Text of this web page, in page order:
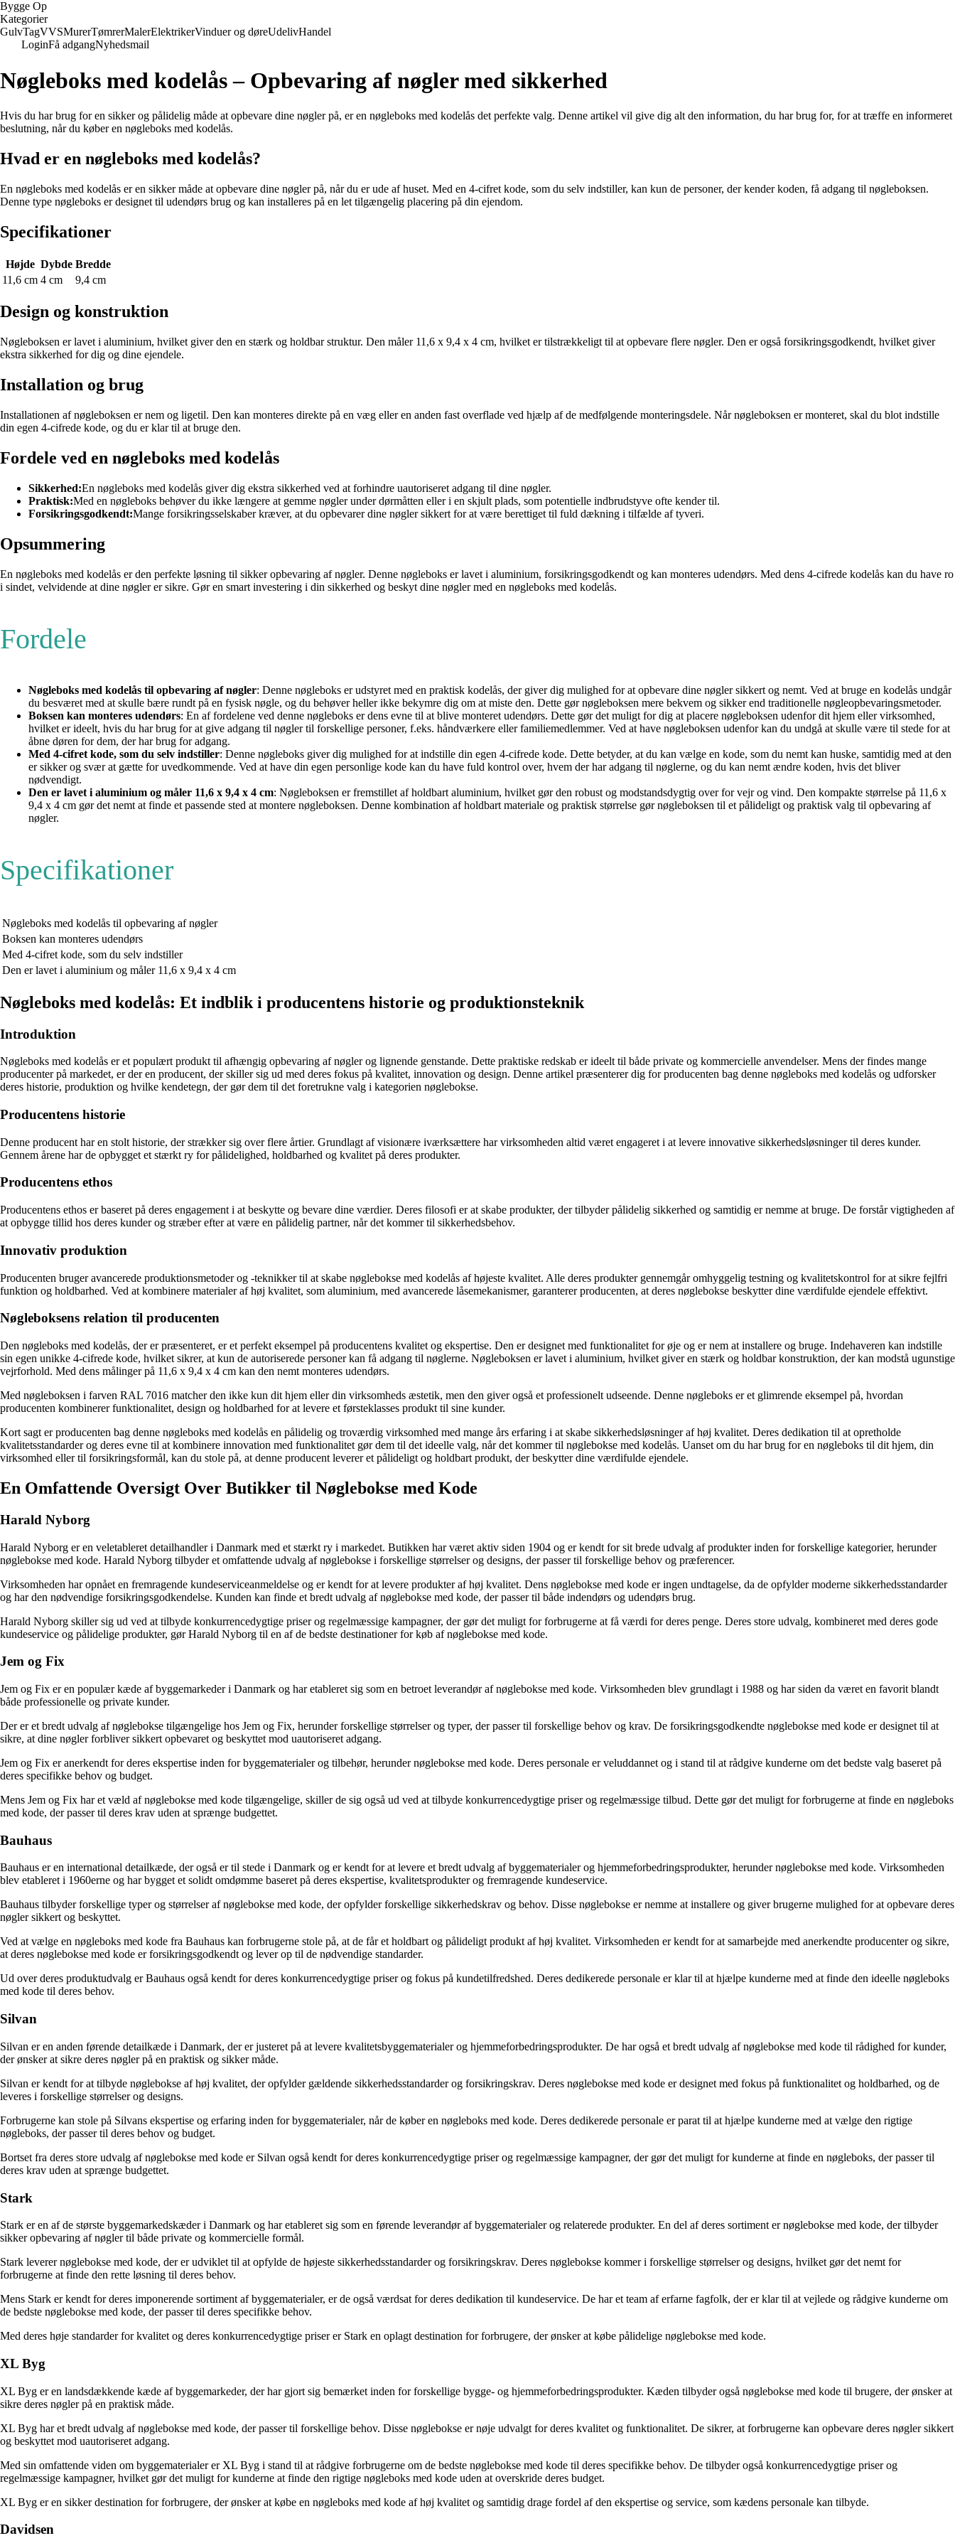
Bygge Op
Kategorier
GulvTagVVSMurerTømrerMalerElektrikerVinduer og døreUdelivHandel
LoginFå adgangNyhedsmail
Nøgleboks med kodelås – Opbevaring af nøgler med sikkerhed
Hvis du har brug for en sikker og pålidelig måde at opbevare dine nøgler på, er en nøgleboks med kodelås det perfekte valg. Denne artikel vil give dig alt den information, du har brug for, for at træffe en informeret
beslutning, når du køber en nøgleboks med kodelås.
Hvad er en nøgleboks med kodelås?
En nøgleboks med kodelås er en sikker måde at opbevare dine nøgler på, når du er ude af huset. Med en 4-cifret kode, som du selv indstiller, kan kun de personer, der kender koden, få adgang til nøgleboksen.
Denne type nøgleboks er designet til udendørs brug og kan installeres på en let tilgængelig placering på din ejendom.
Specifikationer
Højde Dybde Bredde
11,6 cm 4 cm 9,4 cm
Design og konstruktion
Nøgleboksen er lavet i aluminium, hvilket giver den en stærk og holdbar struktur. Den måler 11,6 x 9,4 x 4 cm, hvilket er tilstrækkeligt til at opbevare flere nøgler. Den er også forsikringsgodkendt, hvilket giver
ekstra sikkerhed for dig og dine ejendele.
Installation og brug
Installationen af nøgleboksen er nem og ligetil. Den kan monteres direkte på en væg eller en anden fast overflade ved hjælp af de medfølgende monteringsdele. Når nøgleboksen er monteret, skal du blot indstille
din egen 4-cifrede kode, og du er klar til at bruge den.
Fordele ved en nøgleboks med kodelås
Sikkerhed:En nøgleboks med kodelås giver dig ekstra sikkerhed ved at forhindre uautoriseret adgang til dine nøgler.
Praktisk:Med en nøgleboks behøver du ikke længere at gemme nøgler under dørmåtten eller i en skjult plads, som potentielle indbrudstyve ofte kender til.
Forsikringsgodkendt:Mange forsikringsselskaber kræver, at du opbevarer dine nøgler sikkert for at være berettiget til fuld dækning i tilfælde af tyveri.
Opsummering
En nøgleboks med kodelås er den perfekte løsning til sikker opbevaring af nøgler. Denne nøgleboks er lavet i aluminium, forsikringsgodkendt og kan monteres udendørs. Med dens 4-cifrede kodelås kan du have ro
i sindet, velvidende at dine nøgler er sikre. Gør en smart investering i din sikkerhed og beskyt dine nøgler med en nøgleboks med kodelås.
Fordele
Nøgleboks med kodelås til opbevaring af nøgler: Denne nøgleboks er udstyret med en praktisk kodelås, der giver dig mulighed for at opbevare dine nøgler sikkert og nemt. Ved at bruge en kodelås undgår
du besværet med at skulle bære rundt på en fysisk nøgle, og du behøver heller ikke bekymre dig om at miste den. Dette gør nøgleboksen mere bekvem og sikker end traditionelle nøgleopbevaringsmetoder.
Boksen kan monteres udendørs: En af fordelene ved denne nøgleboks er dens evne til at blive monteret udendørs. Dette gør det muligt for dig at placere nøgleboksen udenfor dit hjem eller virksomhed,
hvilket er ideelt, hvis du har brug for at give adgang til nøgler til forskellige personer, f.eks. håndværkere eller familiemedlemmer. Ved at have nøgleboksen udenfor kan du undgå at skulle være til stede for at
åbne døren for dem, der har brug for adgang.
Med 4-cifret kode, som du selv indstiller: Denne nøgleboks giver dig mulighed for at indstille din egen 4-cifrede kode. Dette betyder, at du kan vælge en kode, som du nemt kan huske, samtidig med at den
er sikker og svær at gætte for uvedkommende. Ved at have din egen personlige kode kan du have fuld kontrol over, hvem der har adgang til nøglerne, og du kan nemt ændre koden, hvis det bliver
nødvendigt.
Den er lavet i aluminium og måler 11,6 x 9,4 x 4 cm: Nøgleboksen er fremstillet af holdbart aluminium, hvilket gør den robust og modstandsdygtig over for vejr og vind. Den kompakte størrelse på 11,6 x
9,4 x 4 cm gør det nemt at finde et passende sted at montere nøgleboksen. Denne kombination af holdbart materiale og praktisk størrelse gør nøgleboksen til et pålideligt og praktisk valg til opbevaring af
nøgler.
Specifikationer
Nøgleboks med kodelås til opbevaring af nøgler
Boksen kan monteres udendørs
Med 4-cifret kode, som du selv indstiller
Den er lavet i aluminium og måler 11,6 x 9,4 x 4 cm
Nøgleboks med kodelås: Et indblik i producentens historie og produktionsteknik
Introduktion
Nøgleboks med kodelås er et populært produkt til afhængig opbevaring af nøgler og lignende genstande. Dette praktiske redskab er ideelt til både private og kommercielle anvendelser. Mens der findes mange
producenter på markedet, er der en producent, der skiller sig ud med deres fokus på kvalitet, innovation og design. Denne artikel præsenterer dig for producenten bag denne nøgleboks med kodelås og udforsker
deres historie, produktion og hvilke kendetegn, der gør dem til det foretrukne valg i kategorien nøglebokse.
Producentens historie
Denne producent har en stolt historie, der strækker sig over flere årtier. Grundlagt af visionære iværksættere har virksomheden altid været engageret i at levere innovative sikkerhedsløsninger til deres kunder.
Gennem årene har de opbygget et stærkt ry for pålidelighed, holdbarhed og kvalitet på deres produkter.
Producentens ethos
Producentens ethos er baseret på deres engagement i at beskytte og bevare dine værdier. Deres filosofi er at skabe produkter, der tilbyder pålidelig sikkerhed og samtidig er nemme at bruge. De forstår vigtigheden af
​​at opbygge tillid hos deres kunder og stræber efter at være en pålidelig partner, når det kommer til sikkerhedsbehov.
Innovativ produktion
Producenten bruger avancerede produktionsmetoder og -teknikker til at skabe nøglebokse med kodelås af højeste kvalitet. Alle deres produkter gennemgår omhyggelig testning og kvalitetskontrol for at sikre fejlfri
funktion og holdbarhed. Ved at kombinere materialer af høj kvalitet, som aluminium, med avancerede låsemekanismer, garanterer producenten, at deres nøglebokse beskytter dine værdifulde ejendele effektivt.
Nøgleboksens relation til producenten
Den nøgleboks med kodelås, der er præsenteret, er et perfekt eksempel på producentens kvalitet og ekspertise. Den er designet med funktionalitet for øje og er nem at installere og bruge. Indehaveren kan indstille
sin egen unikke 4-cifrede kode, hvilket sikrer, at kun de autoriserede personer kan få adgang til nøglerne. Nøgleboksen er lavet i aluminium, hvilket giver en stærk og holdbar konstruktion, der kan modstå ugunstige
vejrforhold. Med dens målinger på 11,6 x 9,4 x 4 cm kan den nemt monteres udendørs.
Med nøgleboksen i farven RAL 7016 matcher den ikke kun dit hjem eller din virksomheds æstetik, men den giver også et professionelt udseende. Denne nøgleboks er et glimrende eksempel på, hvordan
producenten kombinerer funktionalitet, design og holdbarhed for at levere et førsteklasses produkt til sine kunder.
Kort sagt er producenten bag denne nøgleboks med kodelås en pålidelig og troværdig virksomhed med mange års erfaring i at skabe sikkerhedsløsninger af høj kvalitet. Deres dedikation til at opretholde
kvalitetsstandarder og deres evne til at kombinere innovation med funktionalitet gør dem til det ideelle valg, når det kommer til nøglebokse med kodelås. Uanset om du har brug for en nøgleboks til dit hjem, din
virksomhed eller til forsikringsformål, kan du stole på, at denne producent leverer et pålideligt og holdbart produkt, der beskytter dine værdifulde ejendele.
En Omfattende Oversigt Over Butikker til Nøglebokse med Kode
Harald Nyborg
Harald Nyborg er en veletableret detailhandler i Danmark med et stærkt ry i markedet. Butikken har været aktiv siden 1904 og er kendt for sit brede udvalg af produkter inden for forskellige kategorier, herunder
nøglebokse med kode. Harald Nyborg tilbyder et omfattende udvalg af nøglebokse i forskellige størrelser og designs, der passer til forskellige behov og præferencer.
Virksomheden har opnået en fremragende kundeserviceanmeldelse og er kendt for at levere produkter af høj kvalitet. Dens nøglebokse med kode er ingen undtagelse, da de opfylder moderne sikkerhedsstandarder
og har den nødvendige forsikringsgodkendelse. Kunden kan finde et bredt udvalg af nøglebokse med kode, der passer til både indendørs og udendørs brug.
Harald Nyborg skiller sig ud ved at tilbyde konkurrencedygtige priser og regelmæssige kampagner, der gør det muligt for forbrugerne at få værdi for deres penge. Deres store udvalg, kombineret med deres gode
kundeservice og pålidelige produkter, gør Harald Nyborg til en af de bedste destinationer for køb af nøglebokse med kode.
Jem og Fix
Jem og Fix er en populær kæde af byggemarkeder i Danmark og har etableret sig som en betroet leverandør af nøglebokse med kode. Virksomheden blev grundlagt i 1988 og har siden da været en favorit blandt
både professionelle og private kunder.
Der er et bredt udvalg af nøglebokse tilgængelige hos Jem og Fix, herunder forskellige størrelser og typer, der passer til forskellige behov og krav. De forsikringsgodkendte nøglebokse med kode er designet til at
sikre, at dine nøgler forbliver sikkert opbevaret og beskyttet mod uautoriseret adgang.
Jem og Fix er anerkendt for deres ekspertise inden for byggematerialer og tilbehør, herunder nøglebokse med kode. Deres personale er veluddannet og i stand til at rådgive kunderne om det bedste valg baseret på
deres specifikke behov og budget.
Mens Jem og Fix har et væld af nøglebokse med kode tilgængelige, skiller de sig også ud ved at tilbyde konkurrencedygtige priser og regelmæssige tilbud. Dette gør det muligt for forbrugerne at finde en nøgleboks
med kode, der passer til deres krav uden at sprænge budgettet.
Bauhaus
Bauhaus er en international detailkæde, der også er til stede i Danmark og er kendt for at levere et bredt udvalg af byggematerialer og hjemmeforbedringsprodukter, herunder nøglebokse med kode. Virksomheden
blev etableret i 1960erne og har bygget et solidt omdømme baseret på deres ekspertise, kvalitetsprodukter og fremragende kundeservice.
Bauhaus tilbyder forskellige typer og størrelser af nøglebokse med kode, der opfylder forskellige sikkerhedskrav og behov. Disse nøglebokse er nemme at installere og giver brugerne mulighed for at opbevare deres
nøgler sikkert og beskyttet.
Ved at vælge en nøgleboks med kode fra Bauhaus kan forbrugerne stole på, at de får et holdbart og pålideligt produkt af høj kvalitet. Virksomheden er kendt for at samarbejde med anerkendte producenter og sikre,
at deres nøglebokse med kode er forsikringsgodkendt og lever op til de nødvendige standarder.
Ud over deres produktudvalg er Bauhaus også kendt for deres konkurrencedygtige priser og fokus på kundetilfredshed. Deres dedikerede personale er klar til at hjælpe kunderne med at finde den ideelle nøgleboks
med kode til deres behov.
Silvan
Silvan er en anden førende detailkæde i Danmark, der er justeret på at levere kvalitetsbyggematerialer og hjemmeforbedringsprodukter. De har også et bredt udvalg af nøglebokse med kode til rådighed for kunder,
der ønsker at sikre deres nøgler på en praktisk og sikker måde.
Silvan er kendt for at tilbyde nøglebokse af høj kvalitet, der opfylder gældende sikkerhedsstandarder og forsikringskrav. Deres nøglebokse med kode er designet med fokus på funktionalitet og holdbarhed, og de
leveres i forskellige størrelser og designs.
Forbrugerne kan stole på Silvans ekspertise og erfaring inden for byggematerialer, når de køber en nøgleboks med kode. Deres dedikerede personale er parat til at hjælpe kunderne med at vælge den rigtige
nøgleboks, der passer til deres behov og budget.
Bortset fra deres store udvalg af nøglebokse med kode er Silvan også kendt for deres konkurrencedygtige priser og regelmæssige kampagner, der gør det muligt for kunderne at finde en nøgleboks, der passer til
deres krav uden at sprænge budgettet.
Stark
Stark er en af de største byggemarkedskæder i Danmark og har etableret sig som en førende leverandør af byggematerialer og relaterede produkter. En del af deres sortiment er nøglebokse med kode, der tilbyder
sikker opbevaring af nøgler til både private og kommercielle formål.
Stark leverer nøglebokse med kode, der er udviklet til at opfylde de højeste sikkerhedsstandarder og forsikringskrav. Deres nøglebokse kommer i forskellige størrelser og designs, hvilket gør det nemt for
forbrugerne at finde den rette løsning til deres behov.
Mens Stark er kendt for deres imponerende sortiment af byggematerialer, er de også værdsat for deres dedikation til kundeservice. De har et team af erfarne fagfolk, der er klar til at vejlede og rådgive kunderne om
de bedste nøglebokse med kode, der passer til deres specifikke behov.
Med deres høje standarder for kvalitet og deres konkurrencedygtige priser er Stark en oplagt destination for forbrugere, der ønsker at købe pålidelige nøglebokse med kode.
XL Byg
XL Byg er en landsdækkende kæde af byggemarkeder, der har gjort sig bemærket inden for forskellige bygge- og hjemmeforbedringsprodukter. Kæden tilbyder også nøglebokse med kode til brugere, der ønsker at
sikre deres nøgler på en praktisk måde.
XL Byg har et bredt udvalg af nøglebokse med kode, der passer til forskellige behov. Disse nøglebokse er nøje udvalgt for deres kvalitet og funktionalitet. De sikrer, at forbrugerne kan opbevare deres nøgler sikkert
og beskyttet mod uautoriseret adgang.
Med sin omfattende viden om byggematerialer er XL Byg i stand til at rådgive forbrugerne om de bedste nøglebokse med kode til deres specifikke behov. De tilbyder også konkurrencedygtige priser og
regelmæssige kampagner, hvilket gør det muligt for kunderne at finde den rigtige nøgleboks med kode uden at overskride deres budget.
XL Byg er en sikker destination for forbrugere, der ønsker at købe en nøgleboks med kode af høj kvalitet og samtidig drage fordel af den ekspertise og service, som kædens personale kan tilbyde.
Davidsen